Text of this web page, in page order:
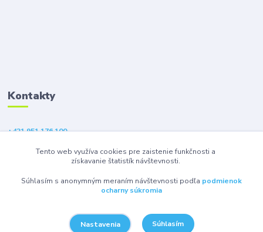
Kontakty
+421 951 176 100
eshop@gsm1.sk
Tento web využíva cookies pre zaistenie funkčnosti a
získavanie štatistík návštevnosti.
Súhlasím s anonymným meraním návštevnosti podľa podmienok
ocharny súkromia
Nastavenia Súhlasím